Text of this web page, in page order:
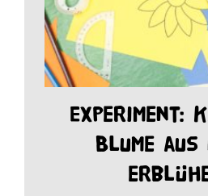
Experiment:
Blume aus